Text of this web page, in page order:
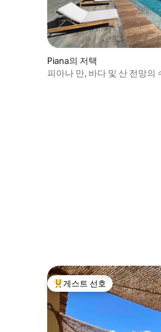
Piana의 저택
피아나 만, 바다 및 산 전망의
상위 게스트 선호
게스트 선호